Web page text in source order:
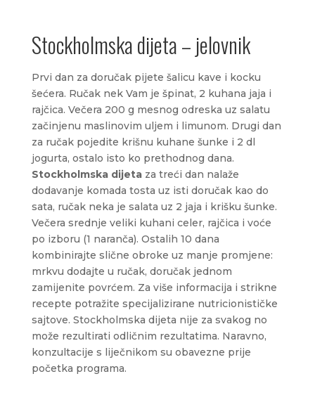
Stockholmska dijeta – jelovnik
Prvi dan za doručak pijete šalicu kave i kocku
šećera. Ručak nek Vam je špinat, 2 kuhana jaja i
rajčica. Večera 200 g mesnog odreska uz salatu
začinjenu maslinovim uljem i limunom. Drugi dan
za ručak pojedite krišnu kuhane šunke i 2 dl
jogurta, ostalo isto ko prethodnog dana.
Stockholmska dijetaza treći dan nalaže
dodavanje komada tosta uz isti doručak kao do
sata, ručak neka je salata uz 2 jaja i krišku šunke.
Večera srednje veliki kuhani celer, rajčica i voće
po izboru (1 naranča). Ostalih 10 dana
kombinirajte slične obroke uz manje promjene:
mrkvu dodajte u ručak, doručak jednom
zamijenite povrćem. Za više informacija i strikne
recepte potražite specijalizirane nutricionističke
sajtove. Stockholmska dijeta nije za svakog no
može rezultirati odličnim rezultatima. Naravno,
konzultacije s liječnikom su obavezne prije
početka programa.